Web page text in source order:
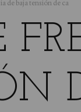
de baja tensión de ca